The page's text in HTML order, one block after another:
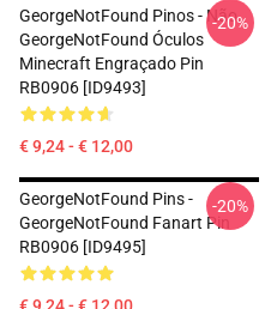
GeorgeNotFound Pinos - Não.
GeorgeNotFound Óculos
Minecraft Engraçado Pin
RB0906 [ID9493]
€ 9,24 - € 12,00
-20%
GeorgeNotFound Pins -
GeorgeNotFound Fanart Pin
RB0906 [ID9495]
-20%